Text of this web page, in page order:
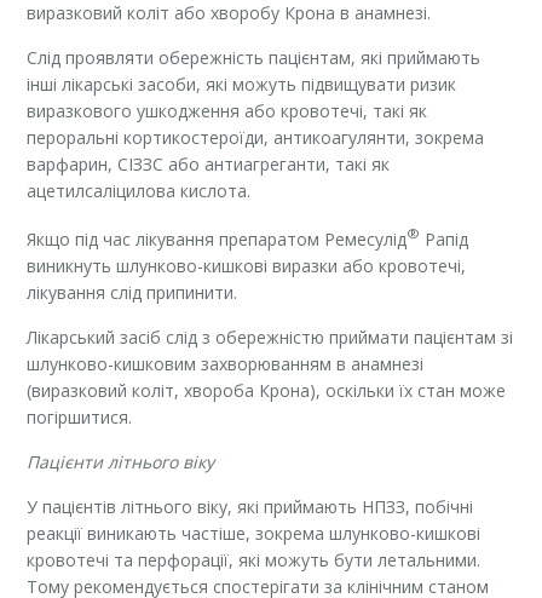
виразковий коліт або хворобу Крона в анамнезі.
Слід проявляти обережність пацієнтам, які приймають
інші лікарські засоби, які можуть підвищувати ризик
виразкового ушкодження або кровотечі, такі як
пероральні кортикостероїди, антикоагулянти, зокрема
варфарин, СІЗЗС або антиагреганти, такі як
ацетилсаліцилова кислота.
Якщо під час лікування препаратом Ремесулід® Рапід
виникнуть шлунково-кишкові виразки або кровотечі,
лікування слід припинити.
Лікарський засіб слід з обережністю приймати пацієнтам зі
шлунково-кишковим захворюванням в анамнезі
(виразковий коліт, хвороба Крона), оскільки їх стан може
погіршитися.
Пацієнти літнього віку
У пацієнтів літнього віку, які приймають НПЗЗ, побічні
реакції виникають частіше, зокрема шлунково-кишкові
кровотечі та перфорації, які можуть бути летальними.
Тому рекомендується спостерігати за клінічним станом